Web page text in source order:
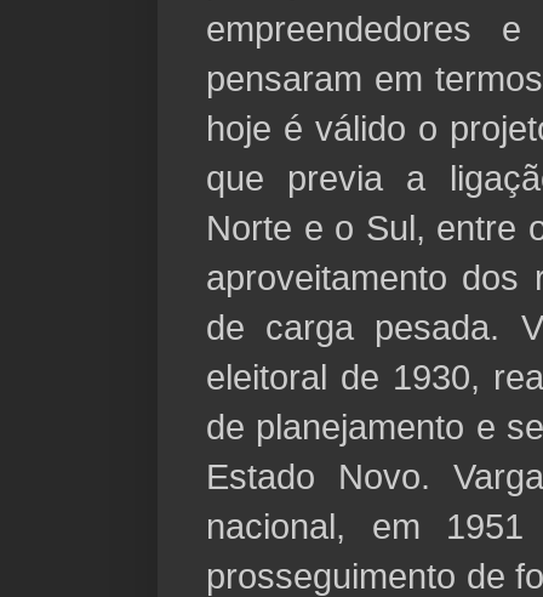
empreendedores
pensaram em
hoje é válido o
que previa a
Norte e o Sul, entre
aproveitamento dos
de carga pesada.
eleitoral de 1930,
de planejamento e
Estado Novo.
nacional, em
prosseguimento de